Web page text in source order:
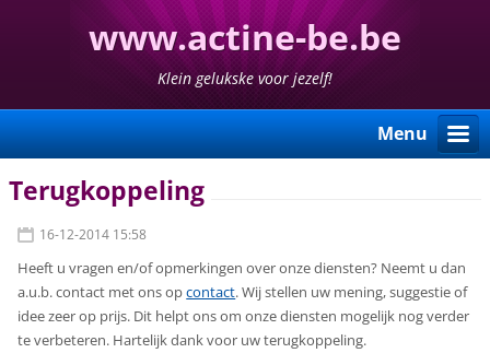
www.actine-be.be
Klein gelukske voor jezelf!
Menu
Terugkoppeling
16-12-2014 15:58
Heeft u vragen en/of opmerkingen over onze diensten? Neemt u dan
a.u.b. contact met ons opcontact. Wij stellen uw mening, suggestie of
idee zeer op prijs. Dit helpt ons om onze diensten mogelijk nog verder
te verbeteren. Hartelijk dank voor uw terugkoppeling.